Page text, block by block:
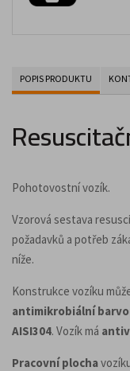
POPIS PRODUKTU
Pohotovostní vozík.
Vzorová sestava
požadavků a potřeb
níže.
Konstrukce vozíku
antimikrobiální
AISI304. Vozík má
Pracovní plocha